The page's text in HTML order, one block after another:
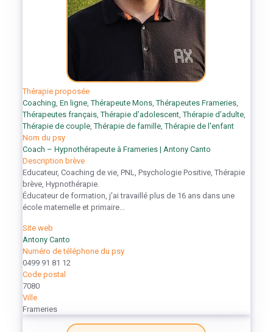
Nom du psy
Coach – Hypnothérapeute à Frameries | Antony Canto
Thérapie proposée
Coaching, En ligne,Thérapeute Mons,Thérapeutes Frameries,
Thérapeutes français,Thérapie d’adolescent,Thérapie d’adulte,
Thérapie de couple,Thérapie de famille,Thérapie de l'enfant
Description brève
Educateur, Coaching de vie, PNL, Psychologie Positive, Thérapie
brève, Hypnothérapie.
Éducateur de formation, j'ai travaillé plus de 16 ans dans une
école maternelle et primaire...
Site web
Antony Canto
Numéro de téléphone du psy
0499 91 81 12
Code postal
7080
Ville
Frameries